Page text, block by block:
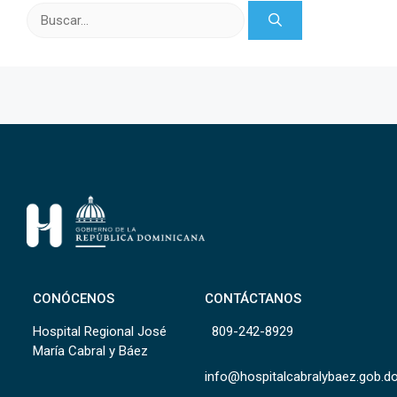
CONÓCENOS
Hospital Regional José
María Cabral y Báez
CONTÁCTANOS
809-242-8929